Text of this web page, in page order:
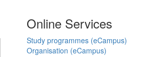
Online Services
Study programmes (eCampus)
Organisation (eCampus)